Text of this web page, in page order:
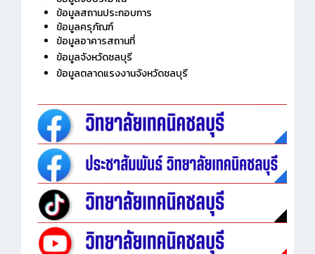
ข้อมูลสถานประกอบการ
ข้อมูลครุภัณฑ์
ข้อมูลอาคารสถานที่
ข้อมูลจังหวัดชลบุรี
ข้อมูลตลาดแรงงานจังหวัดชลบุรี